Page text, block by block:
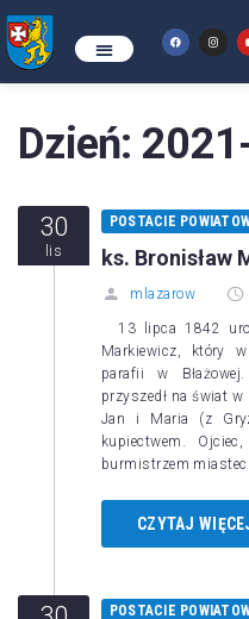
Dzień:
30
lis
POSTACIE
ks. Bronisław
mlazarow
13 lipca 1842
Markiewicz, który
parafii w
przyszedł na świat w
Jan i Maria (z
kupiectwem.
burmistrzem
CZYTAJ
POSTACIE